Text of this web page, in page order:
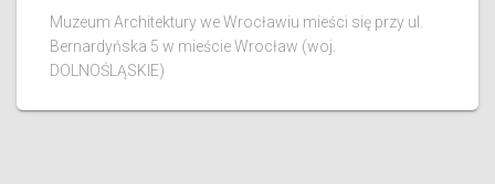
Muzeum Architektury we Wrocławiu mieści się przy ul.
Bernardyńska 5 w mieście Wrocław (woj.
DOLNOŚLĄSKIE)